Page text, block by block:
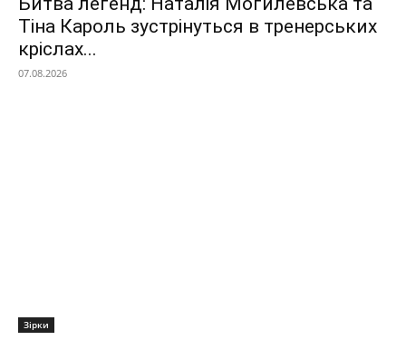
Тіна Кароль зустрінуться в тренерських
кріслах...
07.08.2026
Зірки